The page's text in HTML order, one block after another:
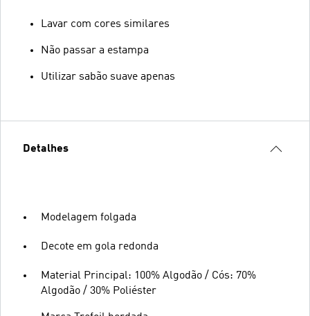
Lavar com cores similares
Não passar a estampa
Utilizar sabão suave apenas
Detalhes
Modelagem folgada
Decote em gola redonda
Material Principal: 100% Algodão / Cós: 70%
Algodão / 30% Poliéster